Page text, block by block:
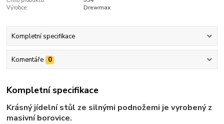
Výrobce:
Drewmax
Kompletní specifikace
Komentáře 0
Kompletní specifikace
Krásný jídelní stůl ze silnými podnožemi je vyrobený z
masivní borovice.